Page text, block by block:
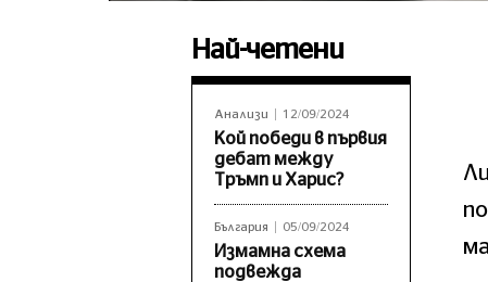
Най-четени
Анализи 12/09/2024
Кой победи в първия
дебат между
Тръмп и Харис?
България 05/09/2024
Измамна схема
подвежда